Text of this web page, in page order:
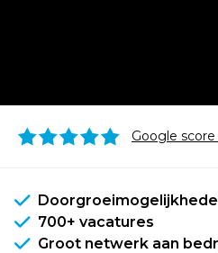
Google score
700+ vacatures
Groot netwerk aan